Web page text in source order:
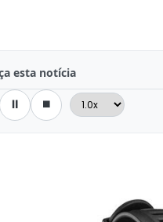
esta notícia
⏸ ⏹